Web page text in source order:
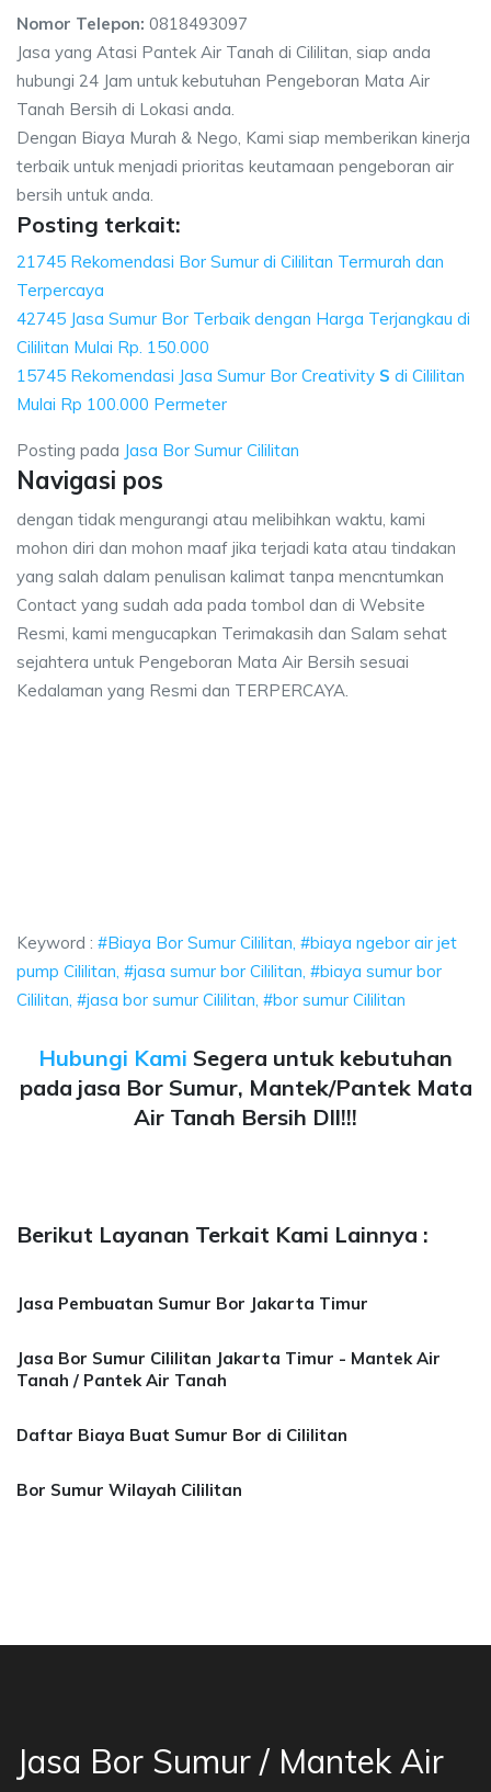
Nomor Telepon: 0818493097
Jasa yang Atasi Pantek Air Tanah di Cililitan, siap anda
hubungi 24 Jam untuk kebutuhan Pengeboran Mata Air
Tanah Bersih di Lokasi anda.
Dengan Biaya Murah & Nego, Kami siap memberikan kinerja
terbaik untuk menjadi prioritas keutamaan pengeboran air
bersih untuk anda.
Posting terkait:
21745 Rekomendasi Bor Sumur di Cililitan Termurah dan
Terpercaya
42745 Jasa Sumur Bor Terbaik dengan Harga Terjangkau di
Cililitan Mulai Rp. 150.000
15745 Rekomendasi Jasa Sumur Bor Creativity S di Cililitan
Mulai Rp 100.000 Permeter
Posting pada Jasa Bor Sumur Cililitan
Navigasi pos
dengan tidak mengurangi atau melibihkan waktu, kami
mohon diri dan mohon maaf jika terjadi kata atau tindakan
yang salah dalam penulisan kalimat tanpa mencntumkan
Contact yang sudah ada pada tombol dan di Website
Resmi, kami mengucapkan Terimakasih dan Salam sehat
sejahtera untuk Pengeboran Mata Air Bersih sesuai
Kedalaman yang Resmi dan TERPERCAYA.
Keyword : #Biaya Bor Sumur Cililitan, #biaya ngebor air jet
pump Cililitan, #jasa sumur bor Cililitan, #biaya sumur bor
Cililitan, #jasa bor sumur Cililitan, #bor sumur Cililitan
Hubungi Kami Segera untuk kebutuhan
pada jasa Bor Sumur, Mantek/Pantek Mata
Air Tanah Bersih Dll!!!
Berikut Layanan Terkait Kami Lainnya :
Jasa Pembuatan Sumur Bor Jakarta Timur
Jasa Bor Sumur Cililitan Jakarta Timur - Mantek Air
Tanah / Pantek Air Tanah
Daftar Biaya Buat Sumur Bor di Cililitan
Bor Sumur Wilayah Cililitan
Jasa Bor Sumur / Mantek Air